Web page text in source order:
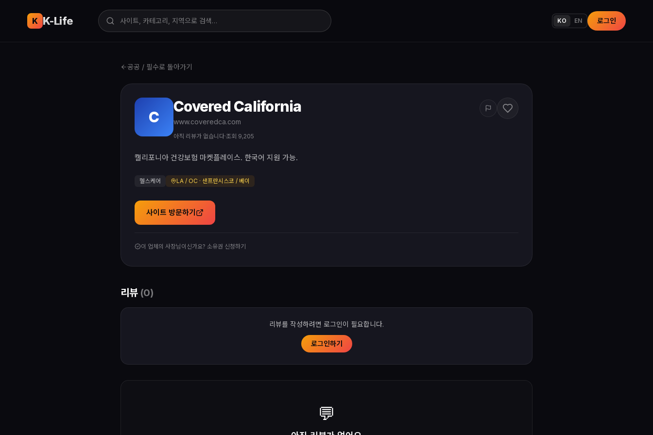
K K-Life KO EN 로그인
공공 / 필수로 돌아가기
C
Covered California
www.coveredca.com
아직 리뷰가 없습니다·조회 9,205
캘리포니아 건강보험 마켓플레이스. 한국어 지원 가능.
헬스케어 LA / OC · 샌프란시스코 / 베이
사이트 방문하기
이 업체의 사장님이신가요? 소유권 신청하기
리뷰 (0)
리뷰를 작성하려면 로그인이 필요합니다.
로그인하기
💬